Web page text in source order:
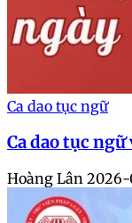
Ca dao tục ngữ
Ca dao tục
Hoàng Lân 2026-